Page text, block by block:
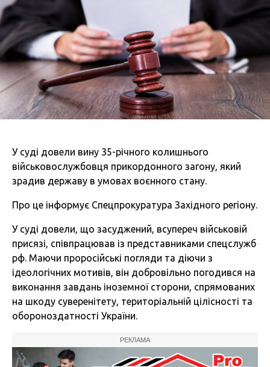
У суді довели вину 35-річного колишнього
військовослужбовця прикордонного загону, який
зрадив державу в умовах воєнного стану.
Про це інформує Спецпрокуратура Західного регіону.
У суді довели, що засуджений, всупереч військовій
присязі, співпрацював із представниками спецслужб
рф. Маючи проросійські погляди та діючи з
ідеологічних мотивів, він добровільно погодився на
виконання завдань іноземної сторони, спрямованих
на шкоду суверенітету, територіальній цілісності та
обороноздатності України.
РЕКЛАМА